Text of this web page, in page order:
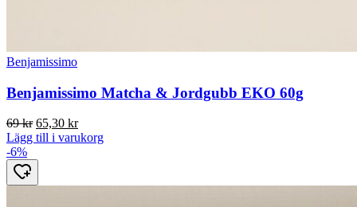
Benjamissimo
Benjamissimo Matcha & Jordgubb EKO 60g
69kr Det
ursprungliga
var:
65,30 krDet
nuvarande
Lägg till i varukorg
-6%